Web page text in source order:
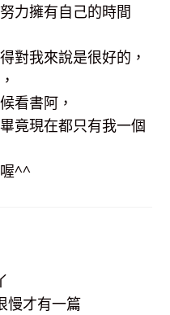
力擁有自己的時間
對我來說是很好的，
看書阿，
竟現在都只有我一個
^^
慢才有一篇